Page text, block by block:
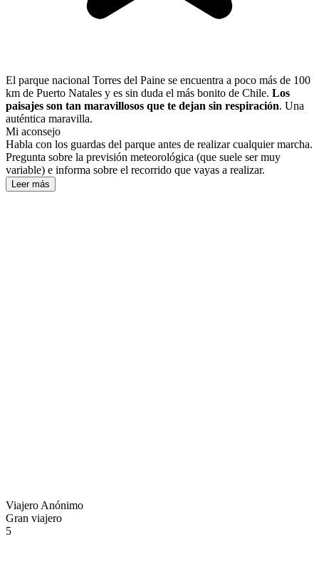
El parque nacional Torres del Paine se encuentra a poco más de 100
km de Puerto Natales y es sin duda el más bonito de Chile. Los
paisajes son tan maravillosos que te dejan sin respiración. Una
auténtica maravilla.
Mi aconsejo
Habla con los guardas del parque antes de realizar cualquier marcha.
Pregunta sobre la previsión meteorológica (que suele ser muy
variable) e informa sobre el recorrido que vayas a realizar.
Leer más
Viajero Anónimo
Gran viajero
5